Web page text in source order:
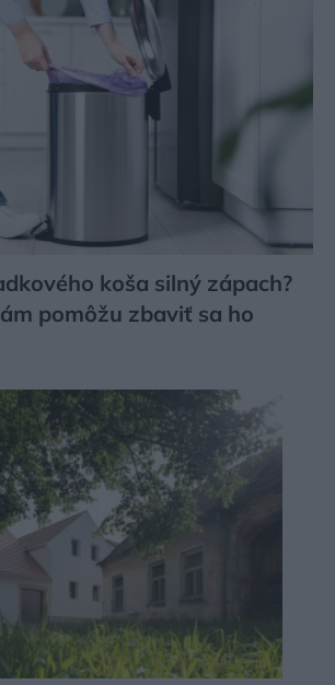
koša silný zápach?
pomôžu zbaviť sa ho